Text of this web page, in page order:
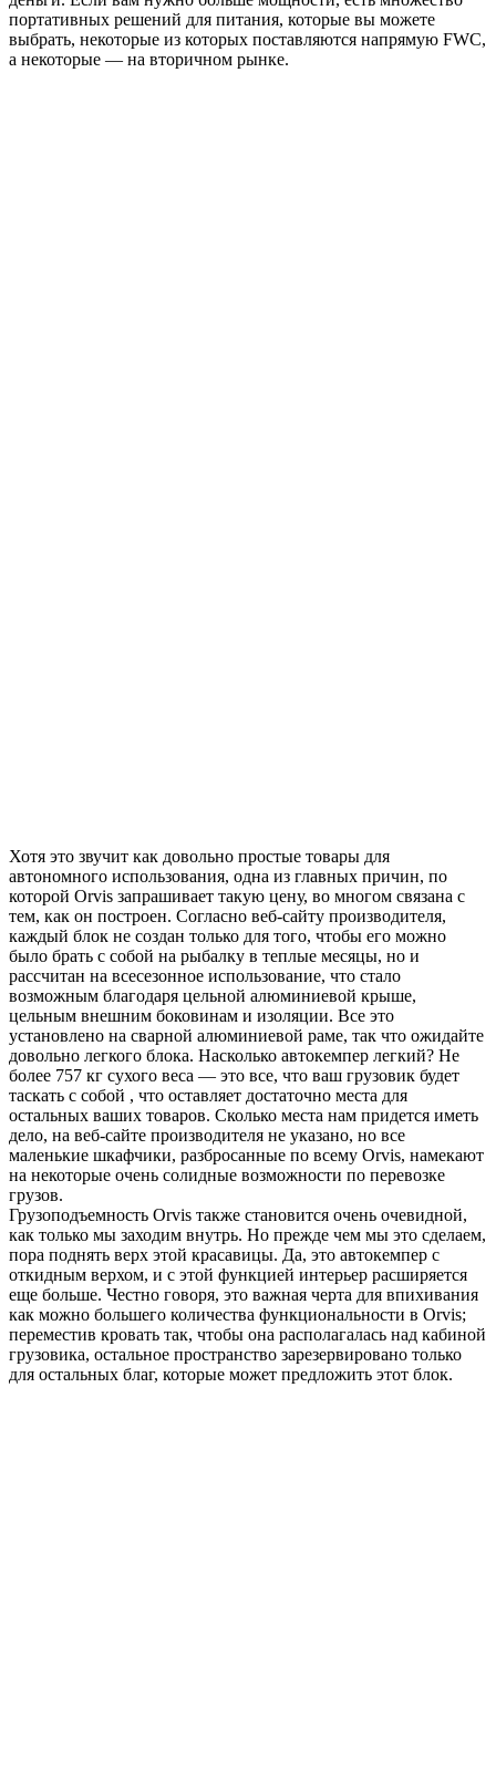
портативных решений для питания, которые вы можете
выбрать, некоторые из которых поставляются напрямую FWC,
а некоторые — на вторичном рынке.
Хотя это звучит как довольно простые товары для
автономного использования, одна из главных причин, по
которой Orvis запрашивает такую ​​цену, во многом связана с
тем, как он построен. Согласно веб-сайту производителя,
каждый блок не создан только для того, чтобы его можно
было брать с собой на рыбалку в теплые месяцы, но и
рассчитан на всесезонное использование, что стало
возможным благодаря цельной алюминиевой крыше,
цельным внешним боковинам и изоляции. Все это
установлено на сварной алюминиевой раме, так что ожидайте
довольно легкого блока. Насколько автокемпер легкий? Не
более 757 кг сухого веса — это все, что ваш грузовик будет
таскать с собой , что оставляет достаточно места для
остальных ваших товаров. Сколько места нам придется иметь
дело, на веб-сайте производителя не указано, но все
маленькие шкафчики, разбросанные по всему Orvis, намекают
на некоторые очень солидные возможности по перевозке
грузов.
Грузоподъемность Orvis также становится очень очевидной,
как только мы заходим внутрь. Но прежде чем мы это сделаем,
пора поднять верх этой красавицы. Да, это автокемпер с
откидным верхом, и с этой функцией интерьер расширяется
еще больше. Честно говоря, это важная черта для впихивания
как можно большего количества функциональности в Orvis;
переместив кровать так, чтобы она располагалась над кабиной
грузовика, остальное пространство зарезервировано только
для остальных благ, которые может предложить этот блок.